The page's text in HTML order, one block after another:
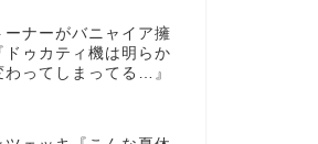
ーナーがバニャイア擁
ドゥカティ機は明らか
わってしまってる…』